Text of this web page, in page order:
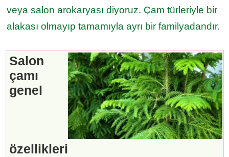
veya salon arokaryası diyoruz. Çam türleriyle bir
alakası olmayıp tamamıyla ayrı bir familyadandır.
Salon
çamı
genel
özellikleri